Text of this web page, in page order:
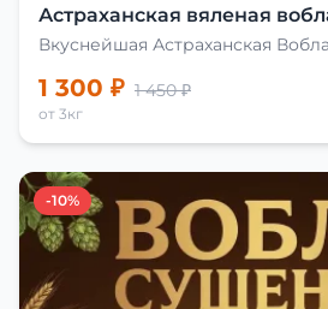
Астраханская вяленая
Вкуснейшая Астраханская Вобла
1 300 ₽ 1 450 ₽
от 3кг
-10%